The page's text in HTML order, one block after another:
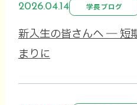
2026.04.14 学長ブログ
新入生の皆さんへ ― 短
まりに